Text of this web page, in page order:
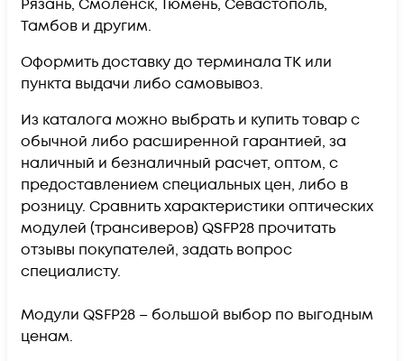
Рязань, Смоленск, Тюмень, Севастополь,
Тамбов и другим.
Оформить доставку до терминала ТК или
пункта выдачи либо самовывоз.
Из каталога можно выбрать и купить товар с
обычной либо расширенной гарантией, за
наличный и безналичный расчет, оптом, с
предоставлением специальных цен, либо в
розницу. Сравнить характеристики оптических
модулей (трансиверов) QSFP28 прочитать
отзывы покупателей, задать вопрос
специалисту.
Модули QSFP28 – большой выбор по выгодным
ценам.